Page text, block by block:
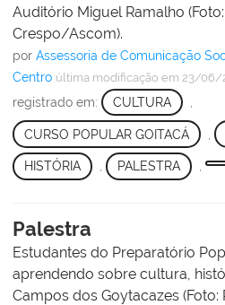
Auditório Miguel Ramalho
Crespo/Ascom).
por Assessoria de Comunicação
Centro última modificação em 23/06/
registrado em: CULTURA
CURSO POPULAR GOITACÁ
HISTÓRIA , PALESTRA ,
Palestra
Estudantes do Preparatório
aprendendo sobre cultura,
Campos dos Goytacazes (Foto: